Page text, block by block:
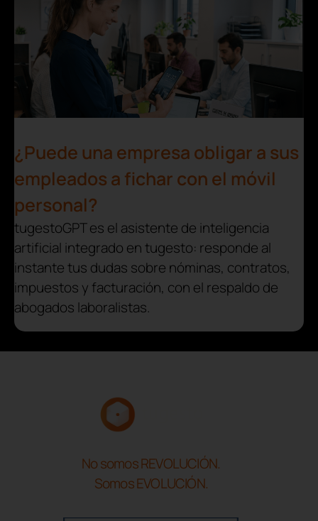
¿Puede una empresa obligar a sus
empleados a fichar con el móvil
personal?
tugestoGPT es el asistente de inteligencia
artificial integrado en tugesto: responde al
instante tus dudas sobre nóminas, contratos,
impuestos y facturación, con el respaldo de
abogados laboralistas.
No somos REVOLUCIÓN.
Somos EVOLUCIÓN.